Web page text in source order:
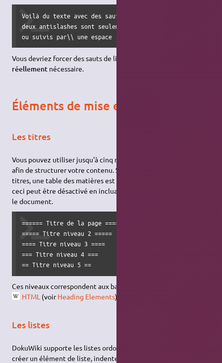
Voilà du texte avec des sauts de ligne\\ remarquez que
deux antislashes sont seulement reconnus en fin de
ou suivis par\\ une espace ; \\Voici le résultat dans le
Vous devriez forcer des sauts de ligne uniquement si c'est
réellement nécessaire.
Éléments de mise en page
Les titres
Vous pouvez utiliser jusqu'à cinq niveaux différents de titres
afin de structurer votre contenu. Si vous avez plus de trois
titres, une table des matières est générée automatiquement –
ceci peut être désactivé en incluant la chaîne
le document.
====== Titre de la page ======
===== Titre niveau 2 =====
==== Titre niveau 3 ====
=== Titre niveau 4 ===
== Titre niveau 5 ==
Ces niveaux correspondent aux balises
HTML (voirHeading Elements).
Les listes
DokuWiki supporte les listes ordonnées et non ordonnées. Pour
créer un élément de liste, indentez votre texte par deux